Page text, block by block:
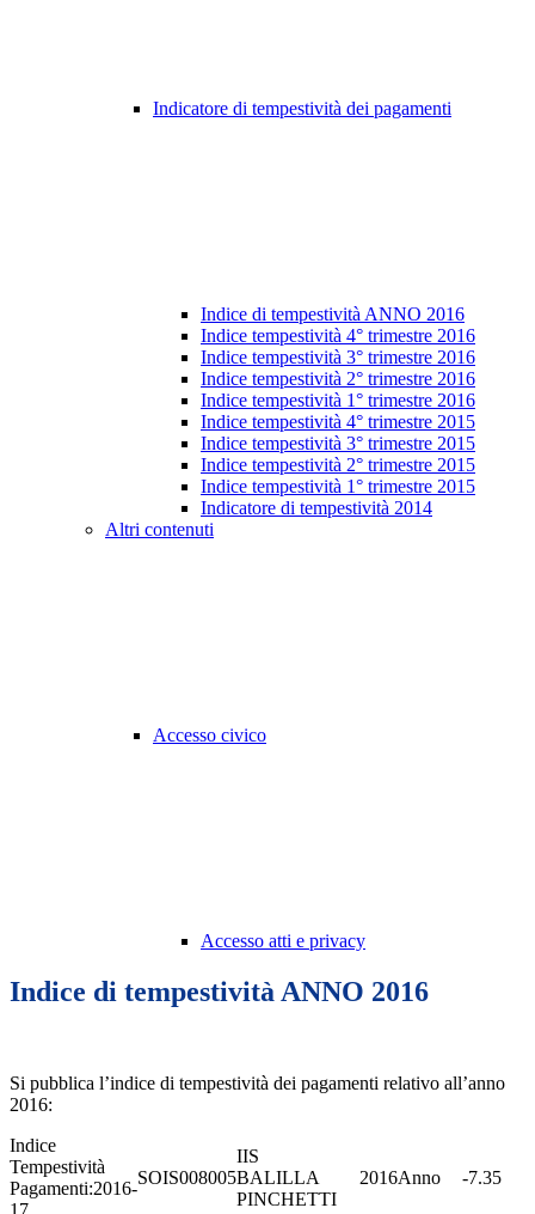
Indicatore di tempestività dei pagamenti
Indice di tempestività ANNO 2016
Indice tempestività 4° trimestre 2016
Indice tempestività 3° trimestre 2016
Indice tempestività 2° trimestre 2016
Indice tempestività 1° trimestre 2016
Indice tempestività 4° trimestre 2015
Indice tempestività 3° trimestre 2015
Indice tempestività 2° trimestre 2015
Indice tempestività 1° trimestre 2015
Indicatore di tempestività 2014
Altri contenuti
Accesso civico
Accesso atti e privacy
Indice di tempestività ANNO 2016
Si pubblica l’indice di tempestività dei pagamenti relativo all’anno
2016:
Indice
Tempestività
Pagamenti:2016-
SOIS008005
IIS
BALILLA
PINCHETTI
2016Anno -7.35